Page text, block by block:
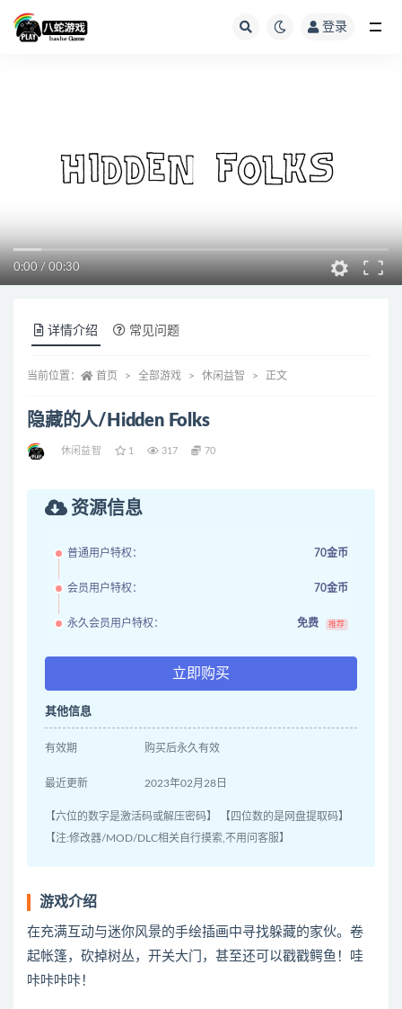
登录
0:00 / 00:30
详情介绍 常见问题
当前位置： 首页 全部游戏 休闲益智 正文
隐藏的人/Hidden Folks
休闲益智 1 317 70
资源信息
普通用户特权： 70金币
会员用户特权： 70金币
永久会员用户特权： 免费 推荐
立即购买
其他信息
有效期 购买后永久有效
最近更新 2023年02月28日
【六位的数字是激活码或解压密码】 【四位数的是网盘提取码】
【注:修改器/MOD/DLC相关自行摸索,不用问客服】
游戏介绍
在充满互动与迷你风景的手绘插画中寻找躲藏的家伙。卷
起帐篷，砍掉树丛，开关大门，甚至还可以戳戳鳄鱼！哇
咔咔咔咔！